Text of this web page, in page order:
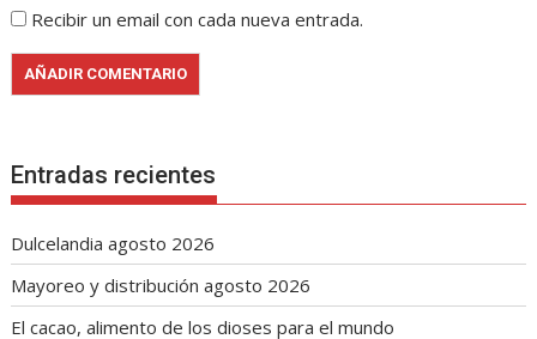
Recibir un email con cada nueva entrada.
Entradas recientes
Dulcelandia agosto 2026
Mayoreo y distribución agosto 2026
El cacao, alimento de los dioses para el mundo